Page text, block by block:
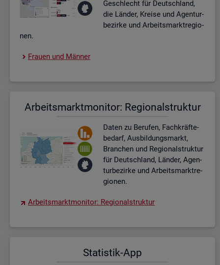
Ge­schlecht für Deutsch­land,
die Län­der, Krei­se und Agen­tur­
be­zir­ke und Ar­beits­markt­re­gio­
nen.
Frau­en und Män­ner
Ar­beits­markt­mo­ni­tor: Re­gio­nal­struk­tur
Daten zu Be­ru­fen, Fach­kräf­te­
be­darf, Aus­bil­dungs­markt,
Bran­chen und Re­gio­nal­struk­tur
für Deutsch­land, Län­der, Agen­
tur­be­zir­ke und Ar­beits­markt­re­
gio­nen.
Ar­beits­markt­mo­ni­tor: Re­gio­nal­struk­tur
Sta­tis­tik-App